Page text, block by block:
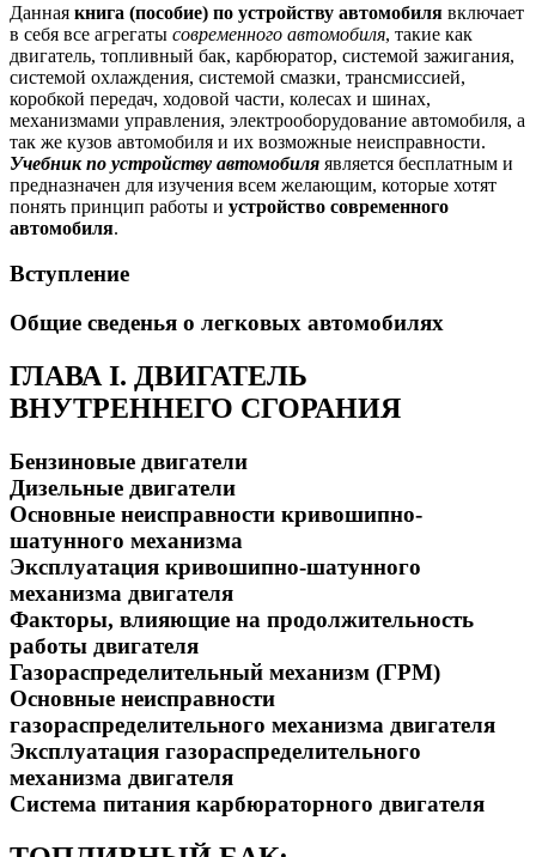
Данная книга (пособие) по устройству автомобиля включает
в себя все агрегаты современного автомобиля, такие как
двигатель, топливный бак, карбюратор, системой зажигания,
системой охлаждения, системой смазки, трансмиссией,
коробкой передач, ходовой части, колесах и шинах,
механизмами управления, электрооборудование автомобиля, а
так же кузов автомобиля и их возможные неисправности.
Учебник по устройству автомобиля является бесплатным и
предназначен для изучения всем желающим, которые хотят
понять принцип работы и устройство современного
автомобиля.
Вступление
Общие сведенья о легковых автомобилях
ГЛАВА I. ДВИГАТЕЛЬ
ВНУТРЕННЕГО СГОРАНИЯ
Бензиновые двигатели
Дизельные двигатели
Основные неисправности кривошипно-
шатунного механизма
Эксплуатация кривошипно-шатунного
механизма двигателя
Факторы, влияющие на продолжительность
работы двигателя
Газораспределительный механизм (ГРМ)
Основные неисправности
газораспределительного механизма двигателя
Эксплуатация газораспределительного
механизма двигателя
Система питания карбюраторного двигателя